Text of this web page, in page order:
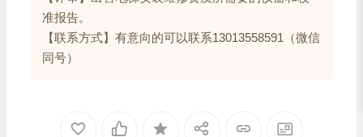
准报告。
【联系方式】有意向的可以联系13013558591（微信
同号）